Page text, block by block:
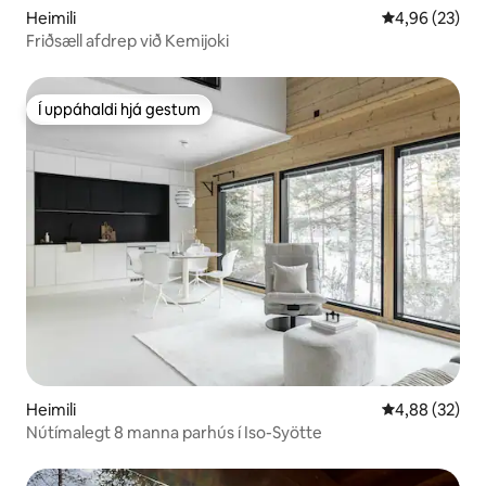
Heimili 4,96 af 5 í
4,96 (23)
Friðsæll afdrep við Kemijoki
Í uppáhaldi hjá gestum
Í uppáhaldi hjá gestum
Heimili 4,88 af 5 í
4,88 (32)
Nútímalegt 8 manna parhús í Iso-Syötte